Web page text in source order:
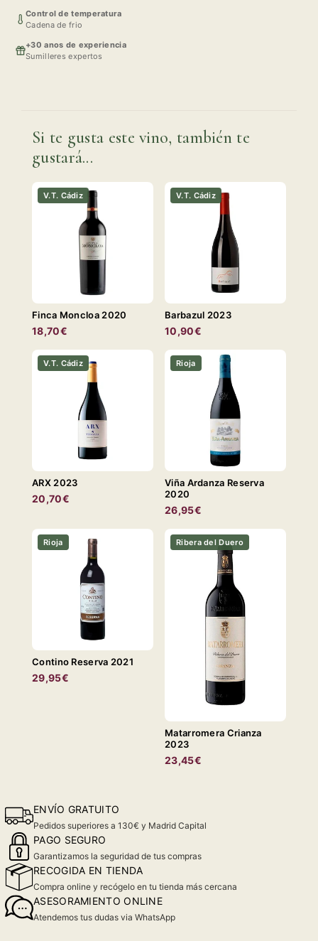
Control de temperatura
Cadena de frio
+30 anos de experiencia
Sumilleres expertos
Si te gusta este vino, también te
gustará...
V.T. Cádiz
Finca Moncloa 2020
18,70€
V.T. Cádiz
Barbazul 2023
10,90€
V.T. Cádiz
ARX 2023
20,70€
Rioja
Viña Ardanza Reserva
2020
26,95€
Rioja
Contino Reserva 2021
29,95€
Ribera del Duero
Matarromera Crianza
2023
23,45€
ENVÍO GRATUITO
Pedidos superiores a 130€ y Madrid Capital
PAGO SEGURO
Garantizamos la seguridad de tus compras
RECOGIDA EN TIENDA
Compra online y recógelo en tu tienda más cercana
ASESORAMIENTO ONLINE
Atendemos tus dudas via WhatsApp